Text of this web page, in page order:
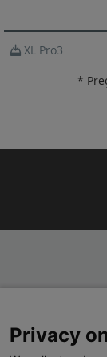
XL Pro3
*
Privacy